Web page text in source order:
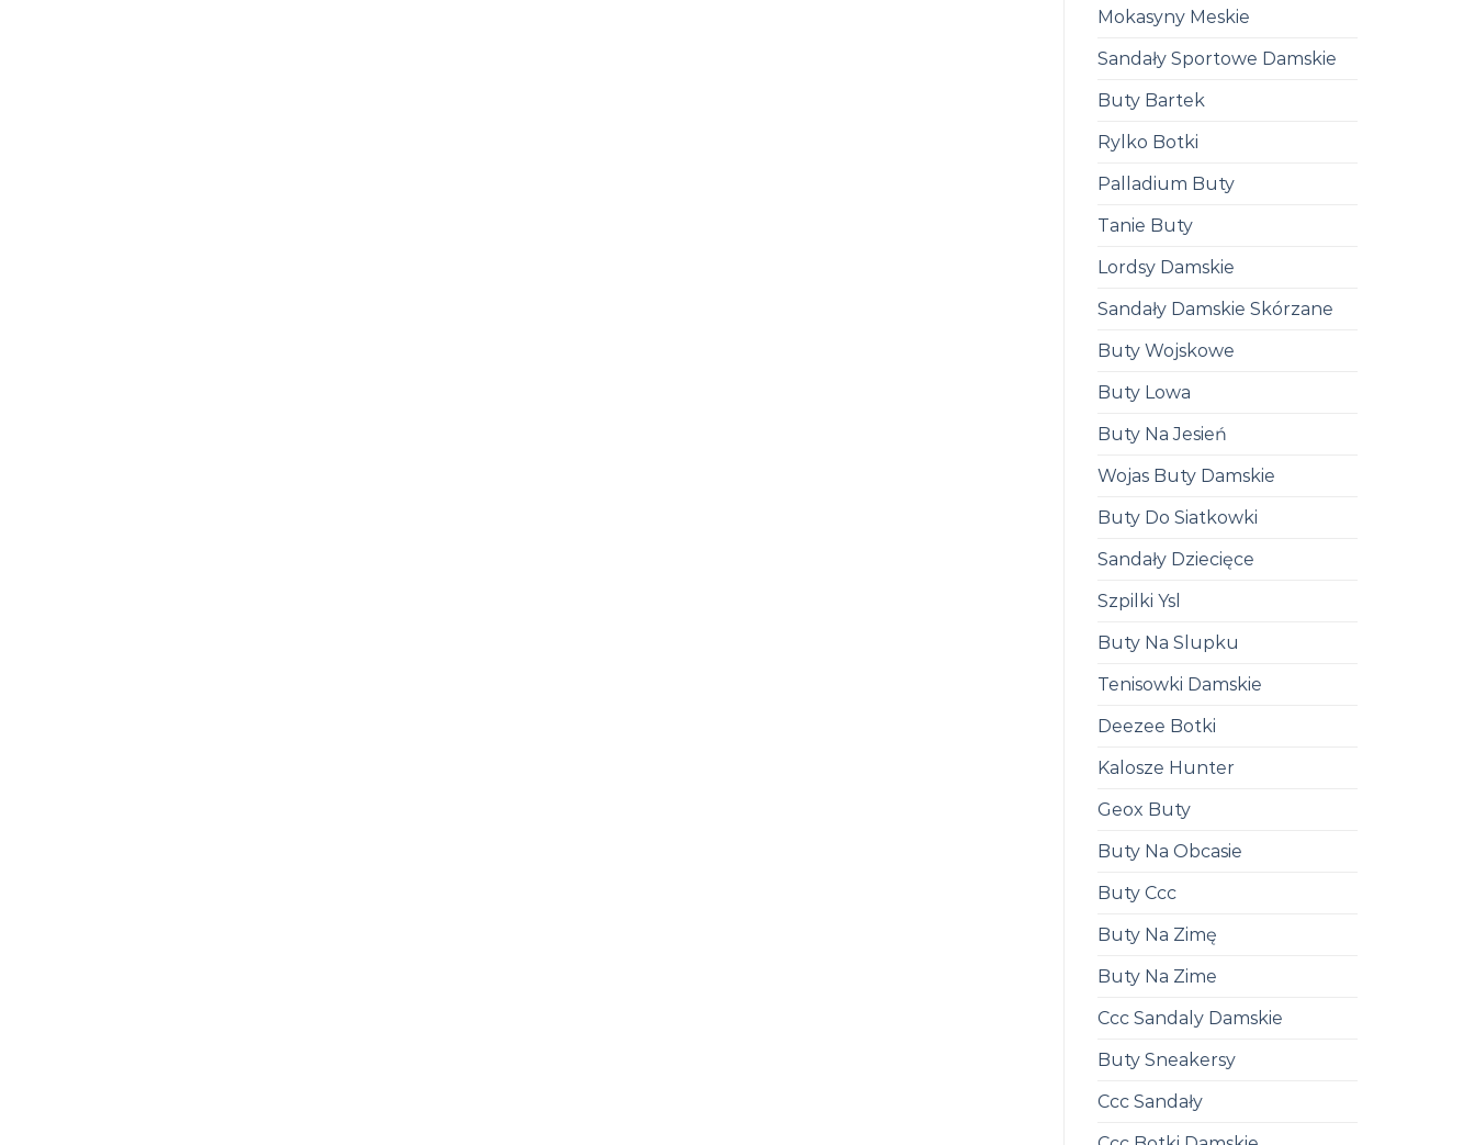
Mokasyny Meskie
Sandały Sportowe Damskie
Buty Bartek
Rylko Botki
Palladium Buty
Tanie Buty
Lordsy Damskie
Sandały Damskie Skórzane
Buty Wojskowe
Buty Lowa
Buty Na Jesień
Wojas Buty Damskie
Buty Do Siatkowki
Sandały Dziecięce
Szpilki Ysl
Buty Na Slupku
Tenisowki Damskie
Deezee Botki
Kalosze Hunter
Geox Buty
Buty Na Obcasie
Buty Ccc
Buty Na Zimę
Buty Na Zime
Ccc Sandaly Damskie
Buty Sneakersy
Ccc Sandały